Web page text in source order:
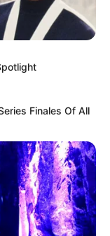
Finales Of All